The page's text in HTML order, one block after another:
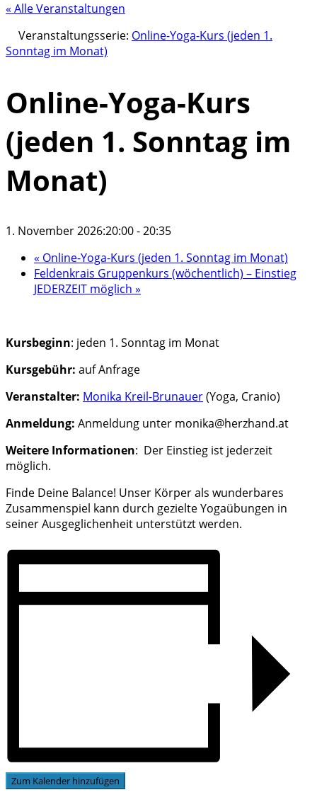
« Alle Veranstaltungen
Veranstaltungsserie: Online-Yoga-Kurs (jeden 1.
Sonntag im Monat)
Online-Yoga-Kurs
(jeden 1. Sonntag im
Monat)
1. November 2026:20:00-20:35
« Online-Yoga-Kurs (jeden 1. Sonntag im Monat)
Feldenkrais Gruppenkurs (wöchentlich) – Einstieg
JEDERZEIT möglich »
Kursbeginn: jeden 1. Sonntag im Monat
Kursgebühr: auf Anfrage
Veranstalter: Monika Kreil-Brunauer(Yoga, Cranio)
Anmeldung: Anmeldung unter monika@herzhand.at
Weitere Informationen: Der Einstieg ist jederzeit
möglich.
Finde Deine Balance! Unser Körper als wunderbares
Zusammenspiel kann durch gezielte Yogaübungen in
seiner Ausgeglichenheit unterstützt werden.
Zum Kalender hinzufügen